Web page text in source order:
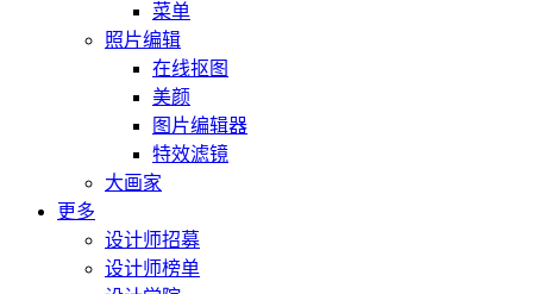
菜单
照片编辑
在线抠图
美颜
图片编辑器
特效滤镜
大画家
更多
设计师招募
设计师榜单